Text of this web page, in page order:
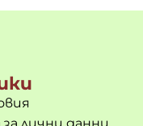
лични данни